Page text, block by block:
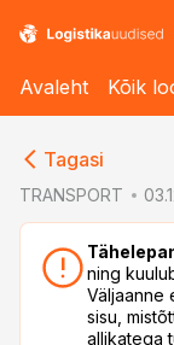
Avaleht Kõik
Tagasi
TRANSPORT
ning
Väljaanne
sisu,
allikatega